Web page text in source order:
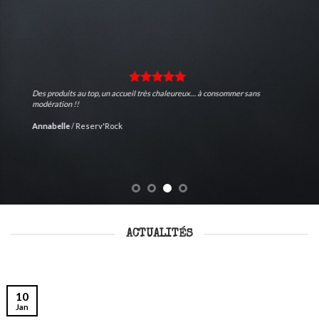
Des produits au top, un accueil très chaleureux… à consommer sans
modération !!
Annabelle/Reserv'Rock
ACTUALITÉS
10
Jan